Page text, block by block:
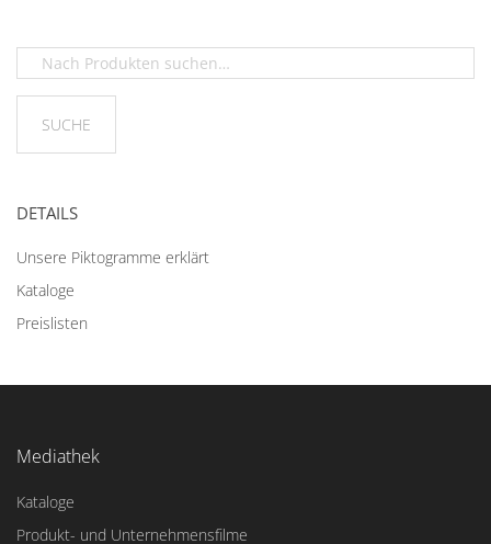
DETAILS
Unsere Piktogramme erklärt
Kataloge
Preislisten
Mediathek
Kataloge
Produkt- und Unternehmensfilme